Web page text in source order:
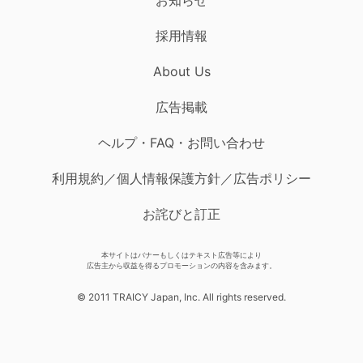
採用情報
About Us
広告掲載
ヘルプ・FAQ・お問い合わせ
利用規約／個人情報保護方針／広告ポリシー
お詫びと訂正
本サイトはバナーもしくはテキスト広告等により
広告主から収益を得るプロモーションの内容を含みます。
© 2011 TRAICY Japan, Inc. All rights reserved.